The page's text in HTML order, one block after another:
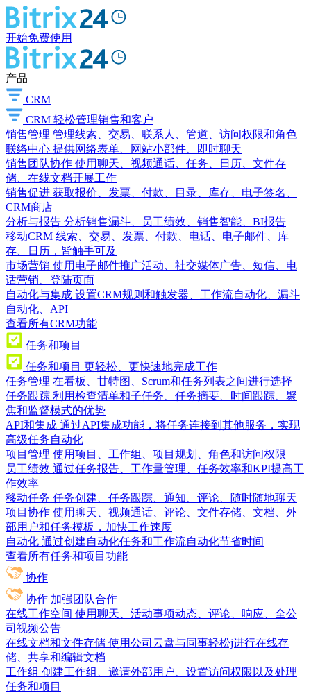
开始免费使用
产品
CRM
CRM 轻松管理销售和客户
销售管理 管理线索、交易、联系人、管道、访问权限和角色
联络中心 提供网络表单、网站小部件、即时聊天
销售团队协作 使用聊天、视频通话、任务、日历、文件存
储、在线文档开展工作
销售促进 获取报价、发票、付款、目录、库存、电子签名、
CRM商店
分析与报告 分析销售漏斗、员工绩效、销售智能、BI报告
移动CRM 线索、交易、发票、付款、电话、电子邮件、库
存、日历，皆触手可及
市场营销 使用电子邮件推广活动、社交媒体广告、短信、电
话营销、登陆页面
自动化与集成 设置CRM规则和触发器、工作流自动化、漏斗
自动化、API
查看所有CRM功能
任务和项目
任务和项目 更轻松、更快速地完成工作
任务管理 在看板、甘特图、Scrum和任务列表之间进行选择
任务跟踪 利用检查清单和子任务、任务摘要、时间跟踪、聚
焦和监督模式的优势
API和集成 通过API集成功能，将任务连接到其他服务，实现
高级任务自动化
项目管理 使用项目、工作组、项目规划、角色和访问权限
员工绩效 通过任务报告、工作量管理、任务效率和KPI提高工
作效率
移动任务 任务创建、任务跟踪、通知、评论、随时随地聊天
项目协作 使用聊天、视频通话、评论、文件存储、文档、外
部用户和任务模板，加快工作速度
自动化 通过创建自动化任务和工作流自动化节省时间
查看所有任务和项目功能
协作
协作 加强团队合作
在线工作空间 使用聊天、活动事项动态、评论、响应、全公
司视频公告
在线文档和文件存储 使用公司云盘与同事轻松j进行在线存
储、共享和编辑文档
工作组 创建工作组、邀请外部用户、设置访问权限以及处理
任务和项目